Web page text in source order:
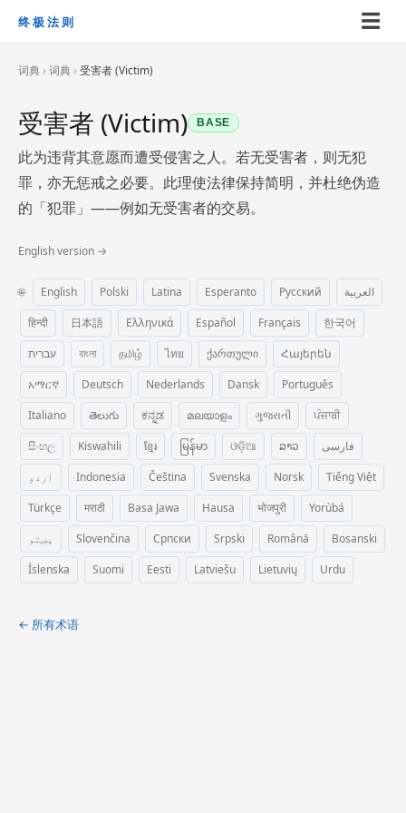
终极法则 ☰
词典 › 词典 › 受害者 (Victim)
受害者 (Victim) BASE
此为违背其意愿而遭受侵害之人。若无受害者，则无犯
罪，亦无惩戒之必要。此理使法律保持简明，并杜绝伪造
的「犯罪」——例如无受害者的交易。
English version →
🌐 English Polski Latina Esperanto Русский
العربية
हिन्दी
日本語 Ελληνικά Español Français
한국어
עברית
বাংলা தமிழ் ไทย ქართული
Հայերեն
አማርኛ
Deutsch Nederlands Dansk
Português
Italiano
తెలుగు ಕನ್ನಡ മലയാളം ગુજરાતી
ਪੰਜਾਬੀ
සිංහල
Kiswahili ខ្មែរ မြန်မာ ଓଡ଼ିଆ ລາວ
فارسی
اردو
Indonesia Čeština Svenska Norsk
Tiếng Việt
Türkçe
मराठी Basa Jawa Hausa भोजपुरी
Yorùbá
پښتو
Slovenčina Српски Srpski Română
Bosanski
Íslenska
Suomi Eesti Latviešu Lietuvių Urdu
← 所有术语